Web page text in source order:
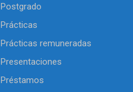
Postgrado
Prácticas
Prácticas remuneradas
Presentaciones
Préstamos